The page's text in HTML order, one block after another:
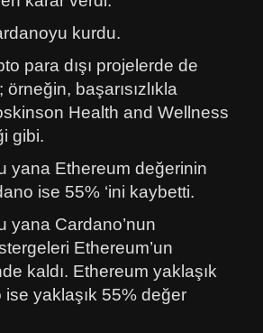
kurdu.
para dışı projelerde de
başarısızlıkla
Health and Wellness
gibi.
yana Ethereum değerinin
ise 55% ‘ini kaybetti.
yana Cardano’nun
Ethereum’un
kaldı. Ethereum yaklaşık
yaklaşık 55% değer